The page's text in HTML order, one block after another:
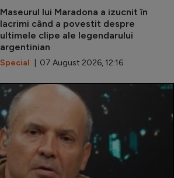
Maseurul lui Maradona a izucnit în
lacrimi când a povestit despre
ultimele clipe ale legendarului
argentinian
Special | 07 August 2026, 12:16